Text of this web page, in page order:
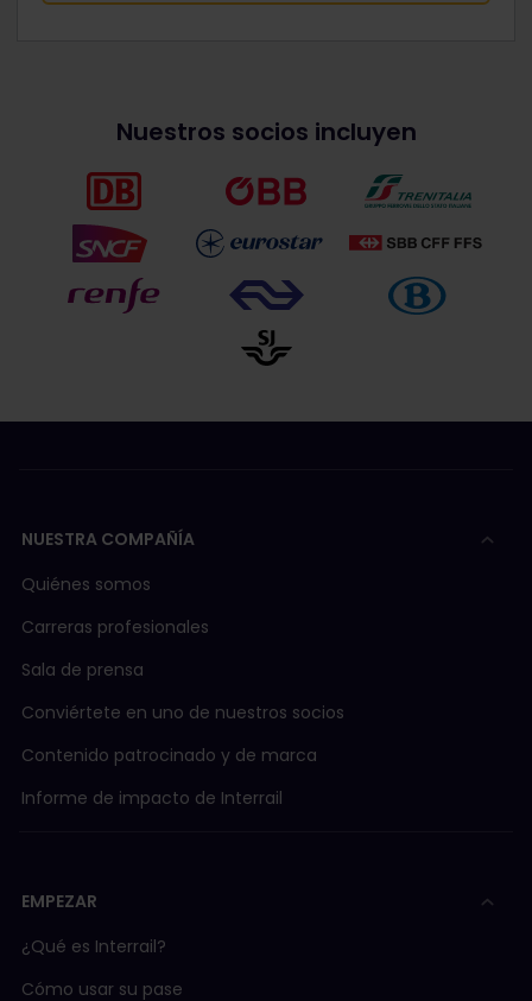
Nuestros socios incluyen
NUESTRA COMPAÑÍA
Quiénes somos
Carreras profesionales
Sala de prensa
Conviértete en uno de nuestros socios
Contenido patrocinado y de marca
Informe de impacto de Interrail
EMPEZAR
¿Qué es Interrail?
Cómo usar su pase